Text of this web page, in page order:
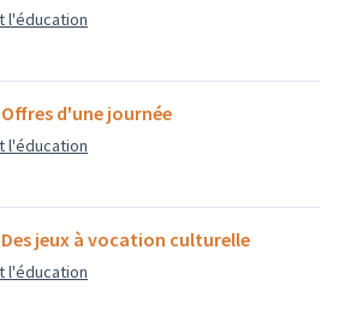
l'éducation
Offres d'une journée
l'éducation
Des jeux à vocation culturelle
l'éducation